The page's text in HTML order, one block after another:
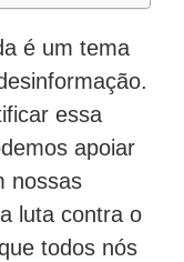
é um tema
essa
apoiar
nossas
luta contra o
todos nós